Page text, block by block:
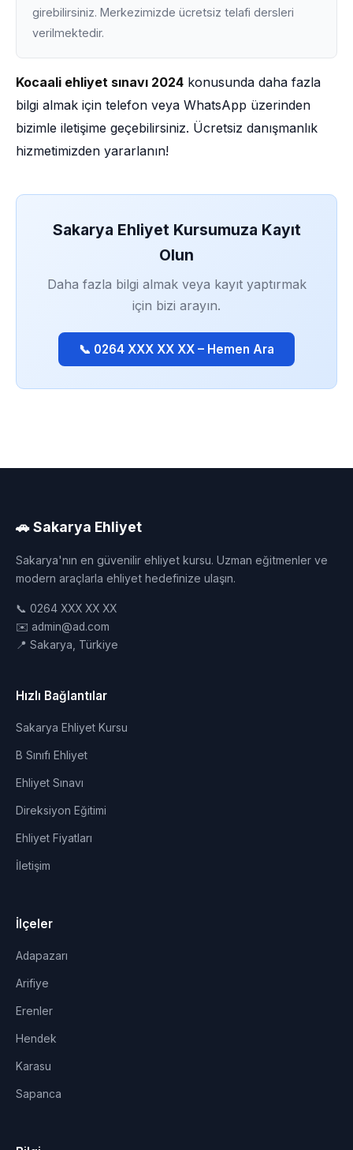
girebilirsiniz. Merkezimizde ücretsiz telafi dersleri
verilmektedir.
Kocaali ehliyet sınavı 2024 konusunda daha fazla
bilgi almak için telefon veya WhatsApp üzerinden
bizimle iletişime geçebilirsiniz. Ücretsiz danışmanlık
hizmetimizden yararlanın!
Sakarya Ehliyet Kursumuza Kayıt
Olun
Daha fazla bilgi almak veya kayıt yaptırmak
için bizi arayın.
📞 0264 XXX XX XX – Hemen Ara
🚗 Sakarya Ehliyet
Sakarya'nın en güvenilir ehliyet kursu. Uzman eğitmenler ve
modern araçlarla ehliyet hedefinize ulaşın.
📞 0264 XXX XX XX
✉️ admin@ad.com
📍 Sakarya, Türkiye
Hızlı Bağlantılar
Sakarya Ehliyet Kursu
B Sınıfı Ehliyet
Ehliyet Sınavı
Direksiyon Eğitimi
Ehliyet Fiyatları
İletişim
İlçeler
Adapazarı
Arifiye
Erenler
Hendek
Karasu
Sapanca